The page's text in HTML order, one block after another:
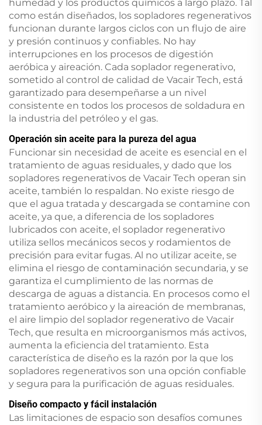
humedad y los productos químicos a largo plazo. Tal
como están diseñados, los sopladores regenerativos
funcionan durante largos ciclos con un flujo de aire
y presión continuos y confiables. No hay
interrupciones en los procesos de digestión
aeróbica y aireación. Cada soplador regenerativo,
sometido al control de calidad de Vacair Tech, está
garantizado para desempeñarse a un nivel
consistente en todos los procesos de soldadura en
la industria del petróleo y el gas.
Operación sin aceite para la pureza del agua
Funcionar sin necesidad de aceite es esencial en el
tratamiento de aguas residuales, y dado que los
sopladores regenerativos de Vacair Tech operan sin
aceite, también lo respaldan. No existe riesgo de
que el agua tratada y descargada se contamine con
aceite, ya que, a diferencia de los sopladores
lubricados con aceite, el soplador regenerativo
utiliza sellos mecánicos secos y rodamientos de
precisión para evitar fugas. Al no utilizar aceite, se
elimina el riesgo de contaminación secundaria, y se
garantiza el cumplimiento de las normas de
descarga de aguas a distancia. En procesos como el
tratamiento aeróbico y la aireación de membranas,
el aire limpio del soplador regenerativo de Vacair
Tech, que resulta en microorganismos más activos,
aumenta la eficiencia del tratamiento. Esta
característica de diseño es la razón por la que los
sopladores regenerativos son una opción confiable
y segura para la purificación de aguas residuales.
Diseño compacto y fácil instalación
Las limitaciones de espacio son desafíos comunes